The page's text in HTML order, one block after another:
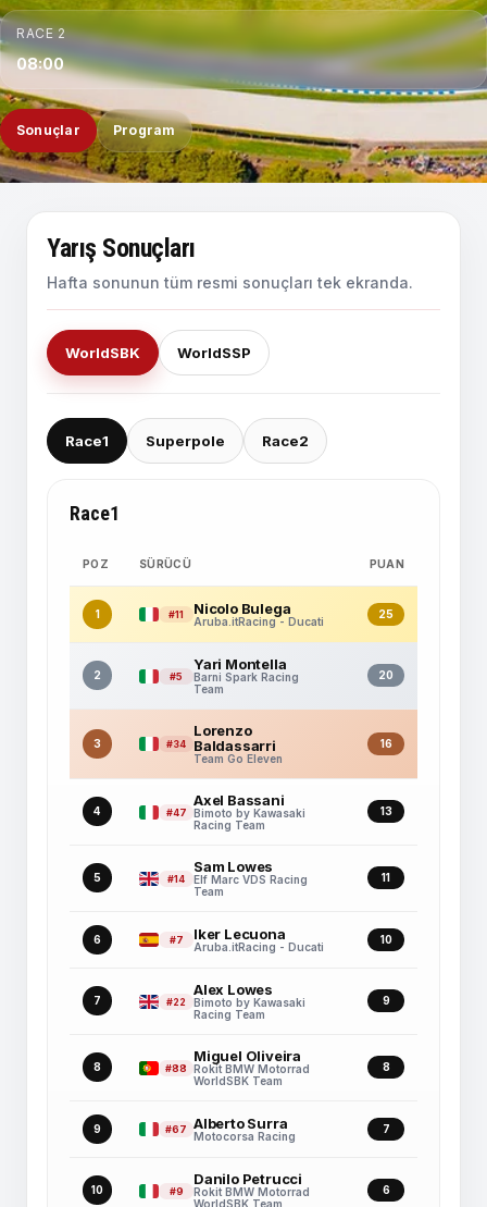
RACE 2
08:00
Sonuçlar Program
Yarış Sonuçları
Hafta sonunun tüm resmi sonuçları tek ekranda.
WorldSBK WorldSSP
Race1 Superpole Race2
Race1
POZ SÜRÜCÜ PUAN
1 #11 Nicolo Bulega
Aruba.itRacing - Ducati
25
2 #5
Yari Montella
Barni Spark Racing
Team
20
3 #34
Lorenzo
Baldassarri
Team Go Eleven
16
4 #47
Axel Bassani
Bimoto by Kawasaki
Racing Team
13
5 #14
Sam Lowes
Elf Marc VDS Racing
Team
11
6 #7 Iker Lecuona
Aruba.itRacing - Ducati
10
7 #22
Alex Lowes
Bimoto by Kawasaki
Racing Team
9
8 #88
Miguel Oliveira
Rokit BMW Motorrad
WorldSBK Team
8
9 #67 Alberto Surra
Motocorsa Racing
7
10 #9
Danilo Petrucci
Rokit BMW Motorrad
WorldSBK Team
6